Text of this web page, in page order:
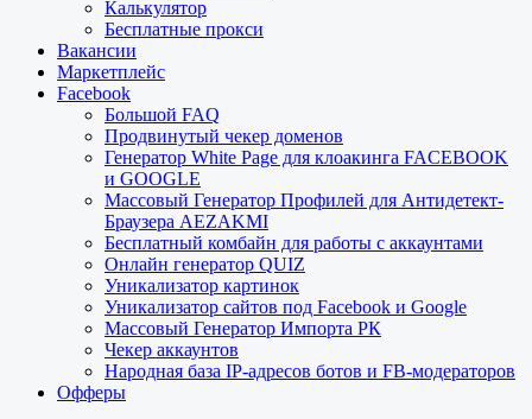
Калькулятор
Бесплатные прокси
Вакансии
Маркетплейс
Facebook
Большой FAQ
Продвинутый чекер доменов
Генератор White Page для клоакинга FACEBOOK
и GOOGLE
Массовый Генератор Профилей для Антидетект-
Браузера AEZAKMI
Бесплатный комбайн для работы с аккаунтами
Онлайн генератор QUIZ
Уникализатор картинок
Уникализатор сайтов под Facebook и Google
Массовый Генератор Импорта РК
Чекер аккаунтов
Народная база IP-адресов ботов и FB-модераторов
Офферы